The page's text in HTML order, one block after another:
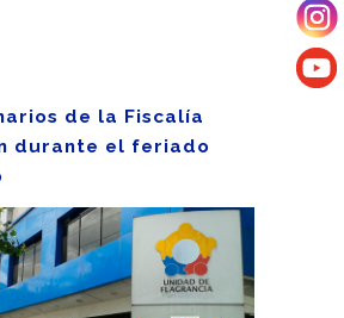
de la Fiscalía
durante el feriado